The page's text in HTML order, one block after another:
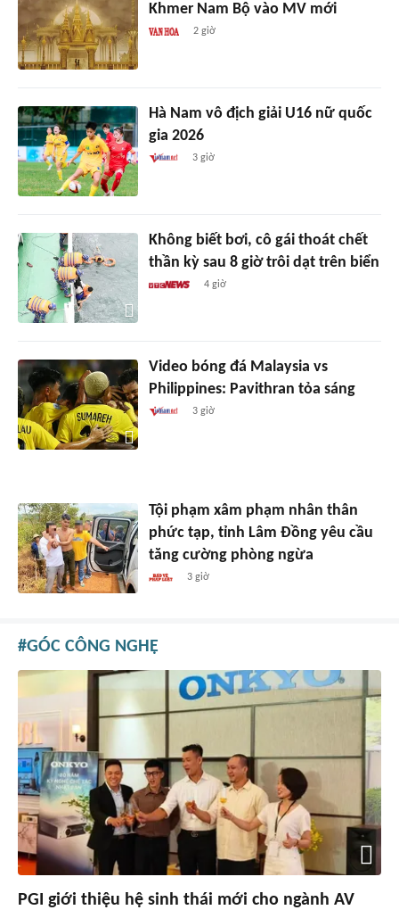
Khmer Nam Bộ vào MV mới
2 giờ
Hà Nam vô địch giải U16 nữ quốc
gia 2026
3 giờ
Không biết bơi, cô gái thoát chết
thần kỳ sau 8 giờ trôi dạt trên biển
4 giờ
Video bóng đá Malaysia vs
Philippines: Pavithran tỏa sáng
3 giờ
Tội phạm xâm phạm nhân thân
phức tạp, tỉnh Lâm Đồng yêu cầu
tăng cường phòng ngừa
3 giờ
GÓC CÔNG NGHỆ
PGI giới thiệu hệ sinh thái mới cho ngành AV